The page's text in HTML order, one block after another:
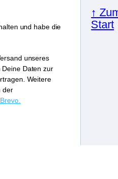
und habe die
unseres
Deine Daten zur
Weitere
der
↑
Start